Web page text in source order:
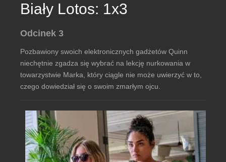
Biały Lotos: 1x3
Odcinek 3
Pozbawiony swoich elektronicznych gadżetów Quinn
niechętnie zgadza się wybrać na lekcję nurkowania w
towarzystwie Marka, który ciągle nie może uwierzyć w to,
czego dowiedział się o swoim zmarłym ojcu.